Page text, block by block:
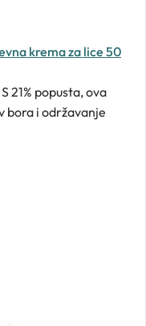
krema za lice 50
21% popusta, ova
bora i održavanje